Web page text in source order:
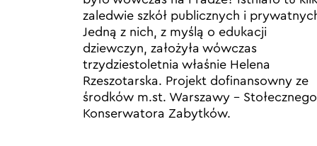
zaledwie szkół publicznych i
Jedną z nich, z myślą o edukacji
dziewczyn, założyła wówczas
trzydziestoletnia właśnie Helena
Rzeszotarska. Projekt dofinansowny ze
środków m.st. Warszawy – Stołecznego
Konserwatora Zabytków.